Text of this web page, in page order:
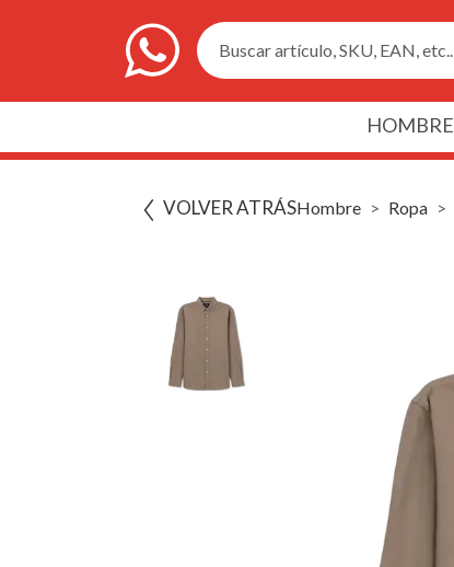
Buscar artículo, SKU, EAN, etc..
HOMBRE
VOLVER ATRÁSHombre Ropa